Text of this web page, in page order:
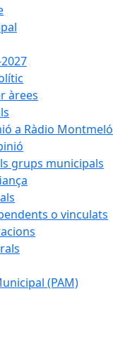
àrees
a Ràdio Montmeló
grups municipals
o vinculats
(PAM)